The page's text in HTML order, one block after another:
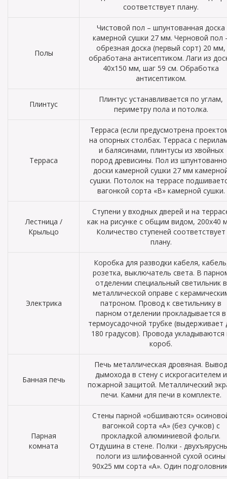
соответствует плану.
Полы
Чистовой пол – шпунтованная доска
камерной сушки 27 мм. Черновой пол
обрезная доска (первый сорт) 20 мм,
обработана антисептиком. Лаги из
40х150 мм, шаг 59 см. Обработка
антисептиком.
Плинтус
Плинтус устанавливается по углам,
периметру пола и потолка.
Терраса
Терраса (если предусмотрена
на опорных столбах. Терраса с
и балясинами, плинтусы из хвойных
пород древисины. Пол из
доски камерной сушки 27 мм
сушки. Потолок на террасе
вагонкой сорта «В» камерной сушки.
Лестница /
Крыльцо
Ступени у входных дверей и на
как на рисунке с общим видом, 200х40
Количество ступеней соответствует
плану.
Электрика
Коробка для разводки кабеля,
розетка, выключатель света. В
отделении специальный светильник в
металлической оправе с
патроном. Провод к светильнику в
парном отделении прокладывается в
термоусадочной трубке (выдерживает
180 градусов). Провода укладываются
короб.
Банная печь
Печь металлическая дровяная. Вывод
дымохода в стену с искрогасителем и
пожарной защитой. Металлический
печи. Камни для печи в комплекте.
Парная
комната
Стены парной «обшиваются»
вагонкой сорта «А» (без сучков) с
прокладкой алюминиевой фольги.
Отдушина в стене. Полки -
пологи из шлифованной сухой осины
90х25 мм сорта «А». Один